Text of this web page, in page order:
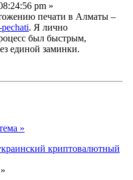
pm »
печати в Алматы –
. Я лично
был быстрым,
единой заминки.
»
криптовалютный
»